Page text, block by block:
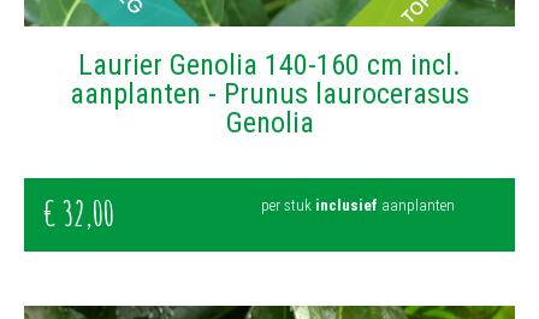
Laurier Genolia 140-160 cm incl.
aanplanten - Prunus laurocerasus
Genolia
€32,00 per stuk inclusief aanplanten